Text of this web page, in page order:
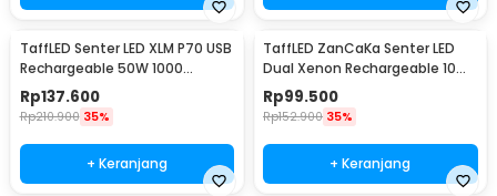
TaffLED Senter LED XLM P70 USB
Rechargeable 50W 1000
Lumens with 26650 Battery -
XLM-P70
Rp137.600
Rp210.900 35%
+ Keranjang
TaffLED ZanCaKa Senter LED
Dual Xenon Rechargeable 10W
13500 Lumens - Q3
Rp99.500
Rp152.900 35%
+ Keranjang